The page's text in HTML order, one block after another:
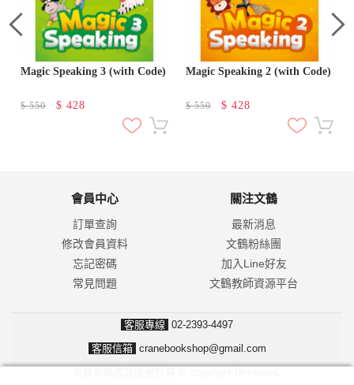
Magic Speaking 3 (with Code)
$550 $ 428
Magic Speaking 2 (with Code)
$550 $ 428
會員中心
訂單查詢
修改會員資料
忘記密碼
常見問題
關注文鶴
最新消息
文鶴粉絲團
加入Line好友
文鶴教師資源平台
客服專線 02-2393-4497
客服信箱 cranebookshop@gmail.com